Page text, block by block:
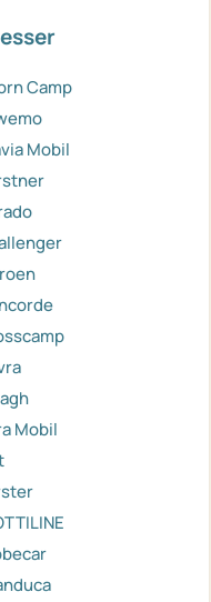
Camp
Mobil
Mobil